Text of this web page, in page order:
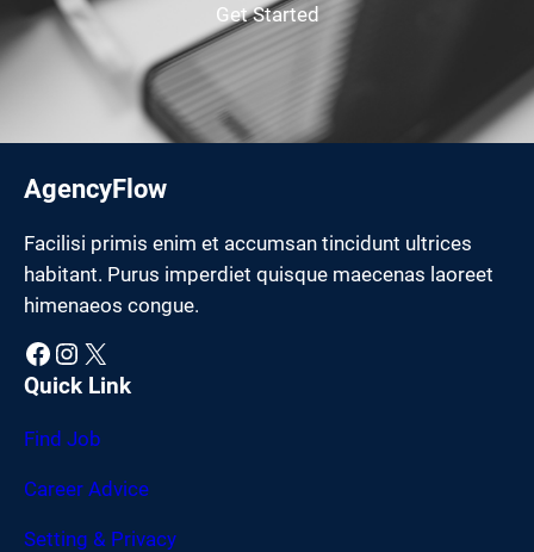
Get Started
AgencyFlow
Facilisi primis enim et accumsan tincidunt ultrices
habitant. Purus imperdiet quisque maecenas laoreet
himenaeos congue.
Facebook Instagram X
Quick Link
Find Job
Career Advice
Setting & Privacy